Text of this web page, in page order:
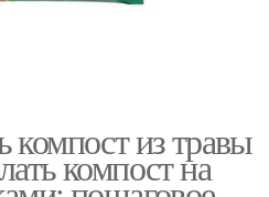
компост из травы
компост на